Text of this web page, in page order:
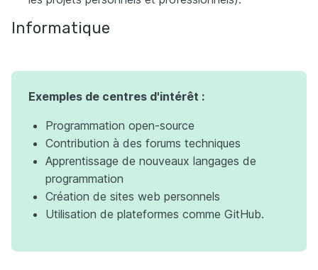
Informatique
Exemples de centres d'intérêt :
Programmation open-source
Contribution à des forums techniques
Apprentissage de nouveaux langages de
programmation
Création de sites web personnels
Utilisation de plateformes comme GitHub.